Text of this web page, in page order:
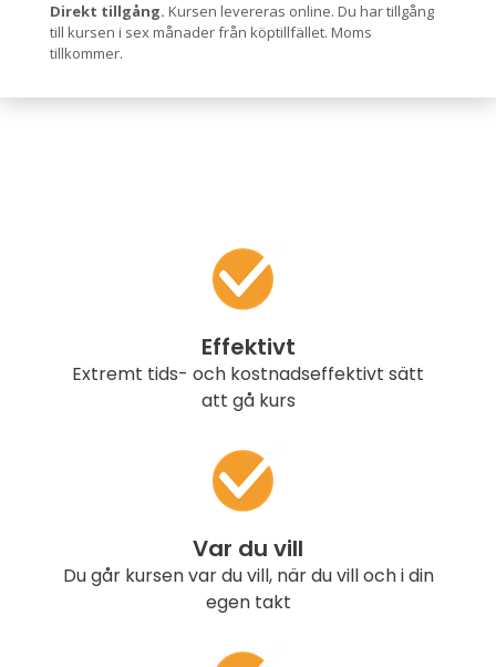
Direkt tillgång. Kursen levereras online. Du har tillgång
till kursen i sex månader från köptillfället. Moms
tillkommer.
Effektivt
Extremt tids- och kostnadseffektivt sätt
att gå kurs
Var du vill
Du går kursen var du vill, när du vill och i din
egen takt